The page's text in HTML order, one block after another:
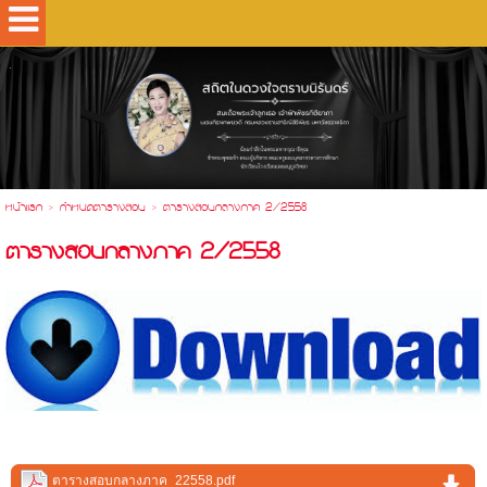
.
หน้าแรก> กำหนดตารางสอบ> ตารางสอบกลางภาค 2/2558
ตารางสอบกลางภาค 2/2558
ตารางสอบกลางภาค_22558.pdf